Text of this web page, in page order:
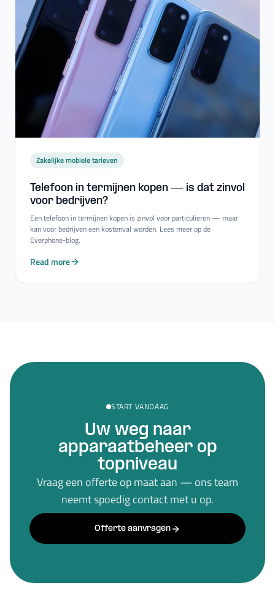
Zakelijke mobiele tarieven
Telefoon in termijnen kopen — is dat zinvol
voor bedrijven?
Een telefoon in termijnen kopen is zinvol voor particulieren — maar
kan voor bedrijven een kostenval worden. Lees meer op de
Everphone-blog.
Read more
START VANDAAG
Uw weg naar
apparaatbeheer op
topniveau
Vraag een offerte op maat aan — ons team
neemt spoedig contact met u op.
Offerte aanvragen